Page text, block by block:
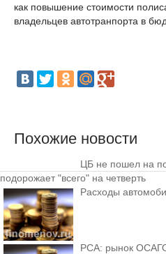
как повышение стоимости
владельцев автотранпорта в
Похожие новости
ЦБ не пошел на
подорожает "всего" на четверть
Расходы
РСА: рынок